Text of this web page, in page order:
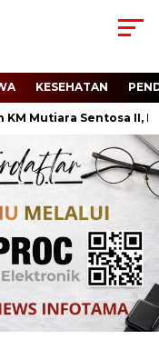
KESEHATAN
Mutiara Sentosa II,